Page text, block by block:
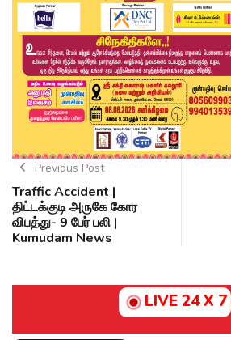
Previous Post
Traffic Accident |
திட்டக்குடி அருகே கோர
விபத்து- 9 பேர் பலி |
Kumudam News
LIVE 24 X 7